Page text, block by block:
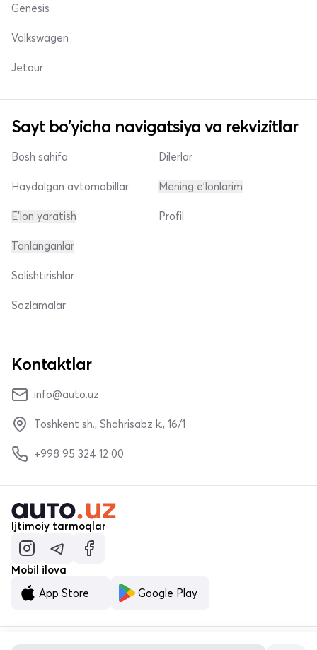
Genesis
Volkswagen
Jetour
Sayt bo'yicha navigatsiya va rekvizitlar
Bosh sahifa
Haydalgan avtomobillar
E'lon yaratish
Dilerlar
Mening e'lonlarim
Profil
Tanlanganlar
Solishtirishlar
Sozlamalar
Kontaktlar
info@auto.uz
Toshkent sh., Shahrisabz k., 16/1
+998 95 324 12 00
Ijtimoiy tarmoqlar
Mobil ilova
App Store
Google Play